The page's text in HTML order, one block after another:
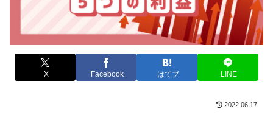
X Facebook はてブ LINE
2022.06.17